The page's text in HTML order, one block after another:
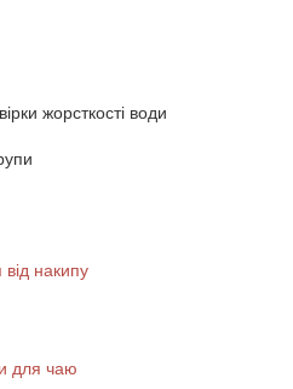
жорсткості води
накипу
для чаю